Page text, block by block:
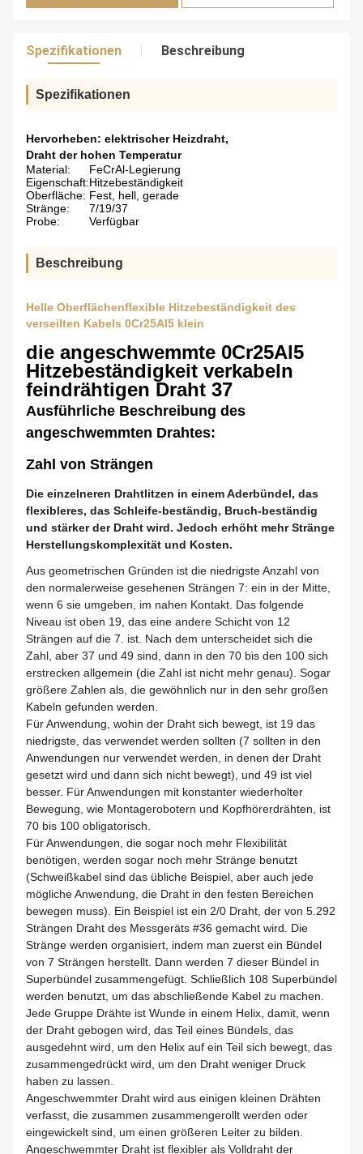
Spezifikationen Beschreibung
Spezifikationen
Hervorheben: elektrischer Heizdraht,
Draht der hohen Temperatur
Material:
FeCrAl-Legierung
Eigenschaft:Hitzebeständigkeit
Oberfläche: Fest, hell, gerade
Stränge:
7/19/37
Probe:
Verfügbar
Beschreibung
Helle Oberflächenflexible Hitzebeständigkeit des
verseilten Kabels 0Cr25Al5 klein
die angeschwemmte 0Cr25Al5
Hitzebeständigkeit verkabeln
feindrähtigen Draht 37
Ausführliche Beschreibung des
angeschwemmten Drahtes:
Zahl von Strängen
Die einzelneren Drahtlitzen in einem Aderbündel, das
flexibleres, das Schleife-beständig, Bruch-beständig
und stärker der Draht wird. Jedoch erhöht mehr Stränge
Herstellungskomplexität und Kosten.
Aus geometrischen Gründen ist die niedrigste Anzahl von
den normalerweise gesehenen Strängen 7: ein in der Mitte,
wenn 6 sie umgeben, im nahen Kontakt. Das folgende
Niveau ist oben 19, das eine andere Schicht von 12
Strängen auf die 7. ist. Nach dem unterscheidet sich die
Zahl, aber 37 und 49 sind, dann in den 70 bis den 100 sich
erstrecken allgemein (die Zahl ist nicht mehr genau). Sogar
größere Zahlen als, die gewöhnlich nur in den sehr großen
Kabeln gefunden werden.
Für Anwendung, wohin der Draht sich bewegt, ist 19 das
niedrigste, das verwendet werden sollten (7 sollten in den
Anwendungen nur verwendet werden, in denen der Draht
gesetzt wird und dann sich nicht bewegt), und 49 ist viel
besser. Für Anwendungen mit konstanter wiederholter
Bewegung, wie Montagerobotern und Kopfhörerdrähten, ist
70 bis 100 obligatorisch.
Für Anwendungen, die sogar noch mehr Flexibilität
benötigen, werden sogar noch mehr Stränge benutzt
(Schweißkabel sind das übliche Beispiel, aber auch jede
mögliche Anwendung, die Draht in den festen Bereichen
bewegen muss). Ein Beispiel ist ein 2/0 Draht, der von 5.292
Strängen Draht des Messgeräts #36 gemacht wird. Die
Stränge werden organisiert, indem man zuerst ein Bündel
von 7 Strängen herstellt. Dann werden 7 dieser Bündel in
Superbündel zusammengefügt. Schließlich 108 Superbündel
werden benutzt, um das abschließende Kabel zu machen.
Jede Gruppe Drähte ist Wunde in einem Helix, damit, wenn
der Draht gebogen wird, das Teil eines Bündels, das
ausgedehnt wird, um den Helix auf ein Teil sich bewegt, das
zusammengedrückt wird, um den Draht weniger Druck
haben zu lassen.
Angeschwemmter Draht wird aus einigen kleinen Drähten
verfasst, die zusammen zusammengerollt werden oder
eingewickelt sind, um einen größeren Leiter zu bilden.
Angeschwemmter Draht ist flexibler als Volldraht der